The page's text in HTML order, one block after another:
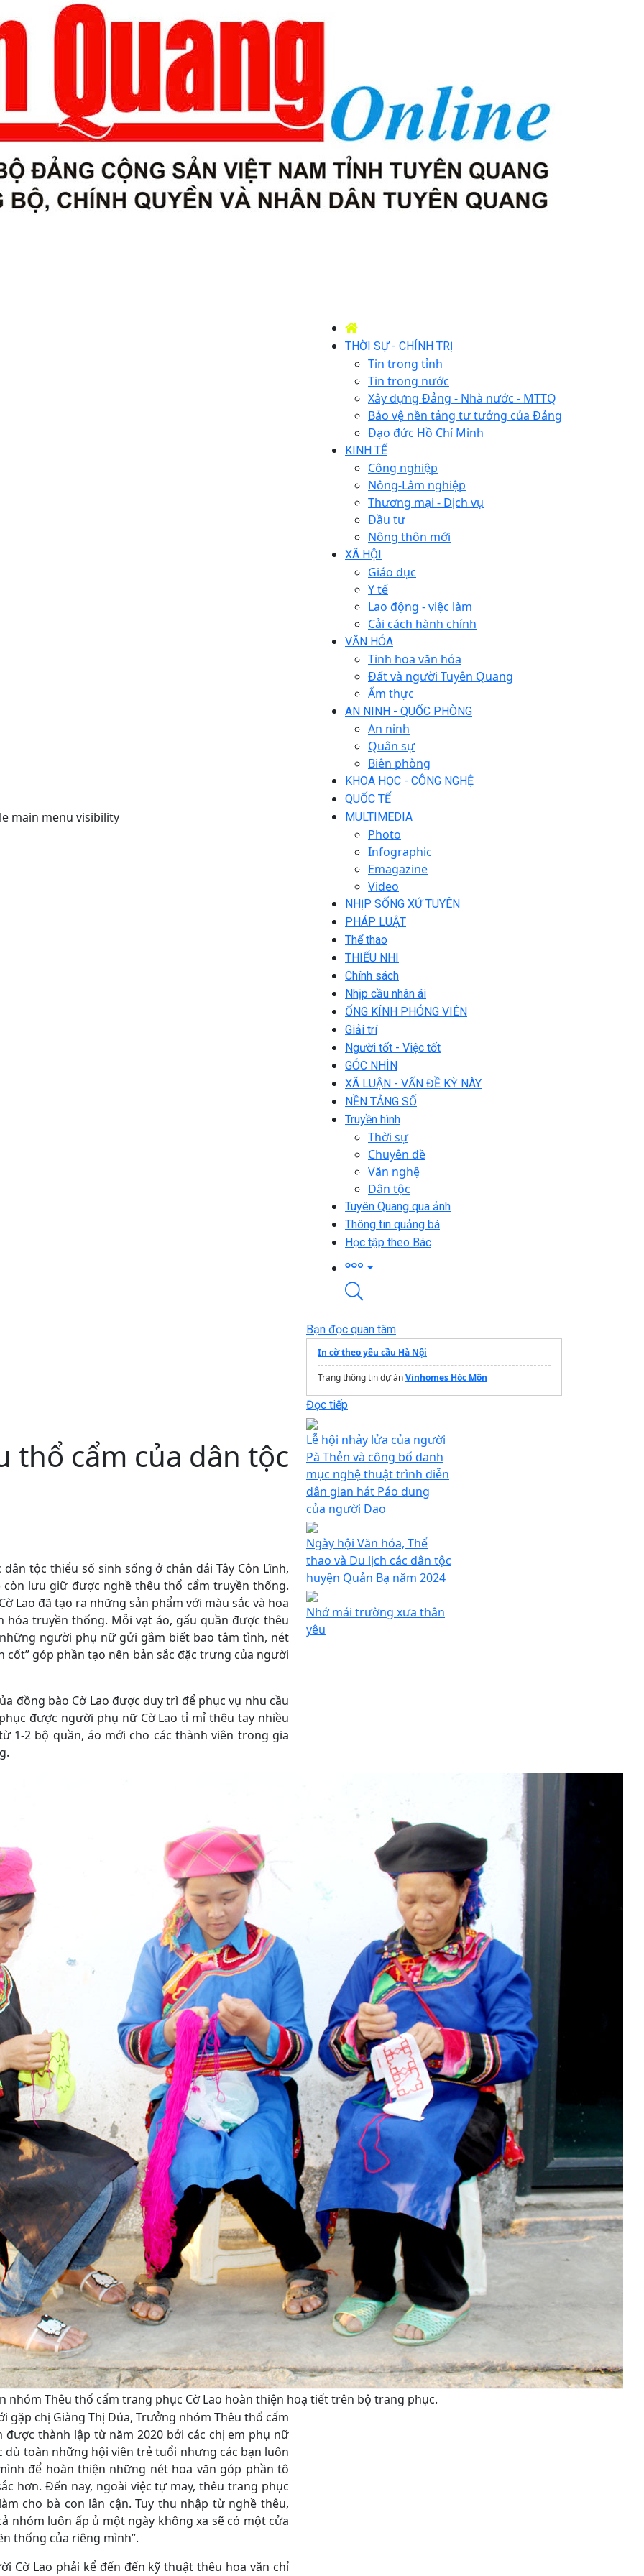
main menu visibility
THỜI SỰ - CHÍNH TRỊ
Tin trong tỉnh
Tin trong nước
Xây dựng Đảng - Nhà nước - MTTQ
Bảo vệ nền tảng tư tưởng của Đảng
Đạo đức Hồ Chí Minh
KINH TẾ
Công nghiệp
Nông-Lâm nghiệp
Thương mại - Dịch vụ
Đầu tư
Nông thôn mới
XÃ HỘI
Giáo dục
Y tế
Lao động - việc làm
Cải cách hành chính
VĂN HÓA
Tinh hoa văn hóa
Đất và người Tuyên Quang
Ẩm thực
AN NINH - QUỐC PHÒNG
An ninh
Quân sự
Biên phòng
KHOA HỌC - CÔNG NGHỆ
QUỐC TẾ
MULTIMEDIA
Photo
Infographic
Emagazine
Video
NHỊP SỐNG XỨ TUYÊN
PHÁP LUẬT
Thể thao
THIẾU NHI
Chính sách
Nhịp cầu nhân ái
ỐNG KÍNH PHÓNG VIÊN
Giải trí
Người tốt - Việc tốt
GÓC NHÌN
XÃ LUẬN - VẤN ĐỀ KỲ NÀY
NỀN TẢNG SỐ
Truyền hình
Thời sự
Chuyên đề
Văn nghệ
Dân tộc
Tuyên Quang qua ảnh
Thông tin quảng bá
Học tập theo Bác
thổ cẩm của dân tộc
tộc thiểu số sinh sống ở chân dải Tây Côn Lĩnh,
còn lưu giữ được nghề thêu thổ cẩm truyền thống.
Lao đã tạo ra những sản phẩm với màu sắc và hoa
truyền thống. Mỗi vạt áo, gấu quần được thêu
người phụ nữ gửi gắm biết bao tâm tình, nét
góp phần tạo nên bản sắc đặc trưng của người
đồng bào Cờ Lao được duy trì để phục vụ nhu cầu
được người phụ nữ Cờ Lao tỉ mỉ thêu tay nhiều
1-2 bộ quần, áo mới cho các thành viên trong gia
nhóm Thêu thổ cẩm trang phục Cờ Lao hoàn thiện hoạ tiết trên bộ trang phục.
gặp chị Giàng Thị Dúa, Trưởng nhóm Thêu thổ cẩm
được thành lập từ năm 2020 bởi các chị em phụ nữ
toàn những hội viên trẻ tuổi nhưng các bạn luôn
để hoàn thiện những nét hoa văn góp phần tô
hơn. Đến nay, ngoài việc tự may, thêu trang phục
cho bà con lân cận. Tuy thu nhập từ nghề thêu,
nhóm luôn ấp ủ một ngày không xa sẽ có một cửa
thống của riêng mình”.
Cờ Lao phải kể đến đến kỹ thuật thêu hoa văn chỉ
Bạn đọc quan tâm
In cờ theo yêu cầu Hà Nội
Trang thông tin dự ánVinhomes Hóc Môn
Đọc tiếp
Lễ hội nhảy lửa của người
Pà Thẻn và công bố danh
mục nghệ thuật trình diễn
dân gian hát Páo dung
của người Dao
Ngày hội Văn hóa, Thể
thao và Du lịch các dân tộc
huyện Quản Bạ năm 2024
Nhớ mái trường xưa thân
yêu